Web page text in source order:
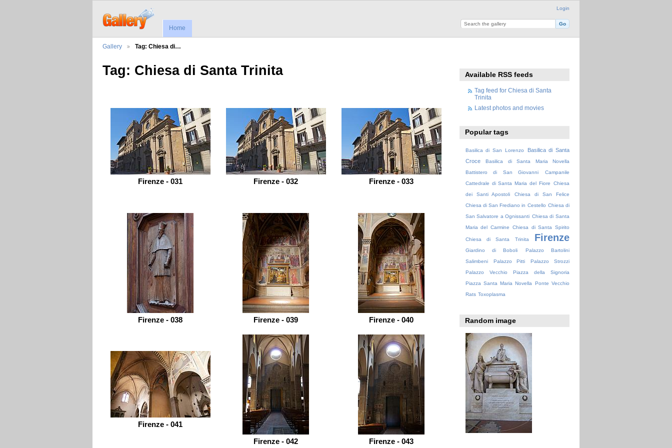
Login
Home
Gallery Tag: Chiesa di…
Tag: Chiesa di Santa Trinita
Firenze - 031 Firenze - 032 Firenze - 033
Firenze - 038 Firenze - 039 Firenze - 040
Firenze - 041
Firenze - 042
Firenze - 043
Available RSS feeds
Tag feed for Chiesa di Santa
Trinita
Latest photos and movies
Popular tags
Basilica di San Lorenzo
Basilica di Santa
Croce
Basilica di Santa Maria Novella
Battistero di San Giovanni
Campanile
Cattedrale di Santa Maria del Fiore
Chiesa
dei Santi Apostoli
Chiesa di San Felice
Chiesa di San Frediano in Cestello Chiesa di
San Salvatore a Ognissanti Chiesa di Santa
Maria del Carmine
Chiesa di Santa Spirito
Chiesa di Santa Trinita Firenze
Giardino di Boboli
Palazzo Bartolini
Salimbeni
Palazzo Pitti
Palazzo Strozzi
Palazzo Vecchio
Piazza della Signoria
Piazza Santa Maria Novella Ponte Vecchio
Rats Toxoplasma
Random image